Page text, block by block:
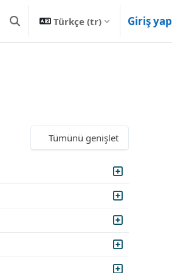
Arama girişini değiştir
Türkçe ‎(tr)‎ Giriş yap
Tümünü genişlet